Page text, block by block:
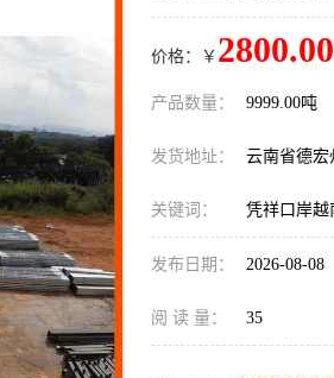
价格：￥ 2800.00
产品数量： 9999.00吨
发货地址： 云南省德宏
关键词： 凭祥口岸越
发布日期： 2026-08-08
阅 读 量： 35